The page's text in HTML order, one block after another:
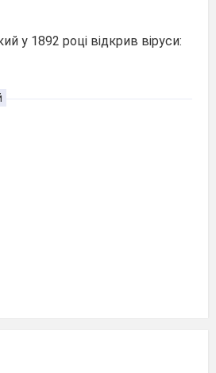
у 1892 році відкрив віруси: